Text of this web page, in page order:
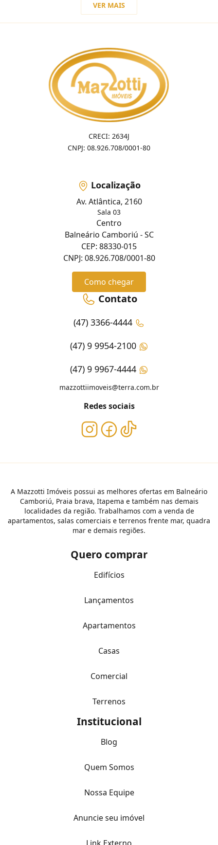
VER MAIS
CRECI: 2634J
CNPJ: 08.926.708/0001-80
Localização
Av. Atlântica, 2160
Sala 03
Centro
Balneário Camboriú - SC
CEP: 88330-015
CNPJ: 08.926.708/0001-80
Como chegar
Contato
(47) 3366-4444
(47) 9 9954-2100
(47) 9 9967-4444
mazzottiimoveis@terra.com.br
Redes sociais
A Mazzotti Imóveis possui as melhores ofertas em Balneário
Camboriú, Praia brava, Itapema e também nas demais
localidades da região. Trabalhamos com a venda de
apartamentos, salas comerciais e terrenos frente mar, quadra
mar e demais regiões.
Quero comprar
Edifícios
Lançamentos
Apartamentos
Casas
Comercial
Terrenos
Institucional
Blog
Quem Somos
Nossa Equipe
Anuncie seu imóvel